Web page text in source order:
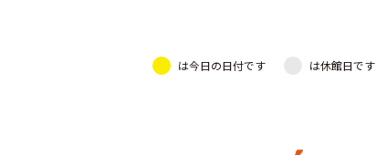
は今日の日付です は休館日です